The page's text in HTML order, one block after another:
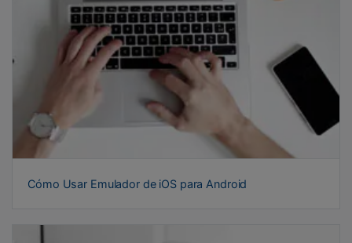
Cómo Usar Emulador de iOS para Android